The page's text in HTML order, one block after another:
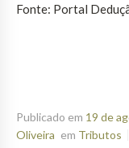
Fonte: Portal
Publicado em 19 de
Oliveira em Tributos